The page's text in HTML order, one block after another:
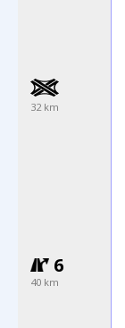
32 km
6
40 km